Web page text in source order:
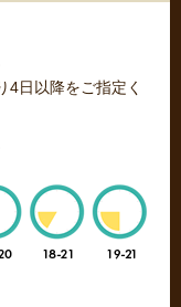
日以降をご指定く